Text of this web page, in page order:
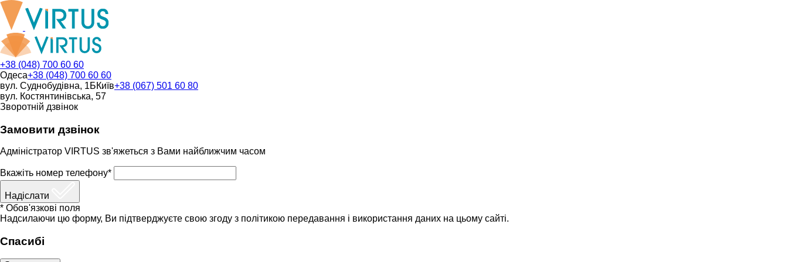
+38 (048) 700 60 60
Одеса+38 (048) 700 60 60
вул. Суднобудівна, 1БКиїв+38 (067) 501 60 80
вул. Костянтинівська, 57
Зворотній дзвінок
Замовити дзвінок
Адміністратор VIRTUS зв'яжеться з Вами найближчим часом
Вкажіть номер телефону*
Надіслати
* Обов'язкові поля
Надсилаючи цю форму, Ви підтверджуєте свою згоду з політикою передавання і використання даних на цьому сайті.
Спасибі